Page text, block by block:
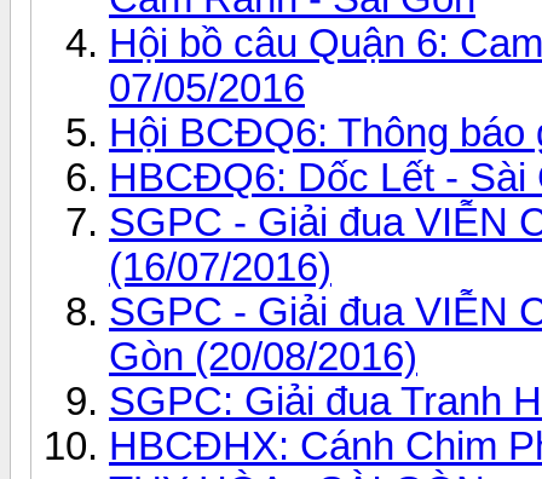
Hội bồ câu Quận 6:
07/05/2016
Hội BCĐQ6: Thông báo
HBCĐQ6: Dốc Lết - Sài
SGPC - Giải đua VIỄN
(16/07/2016)
SGPC - Giải đua VIỄN
Gòn (20/08/2016)
SGPC: Giải đua Tranh
HBCĐHX: Cánh Chim